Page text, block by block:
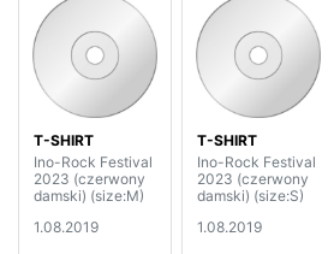
T-SHIRT
Ino-Rock Festival
2023 (czerwony
damski) (size:M)
1.08.2019
T-SHIRT
Ino-Rock Festival
2023 (czerwony
damski) (size:S)
1.08.2019